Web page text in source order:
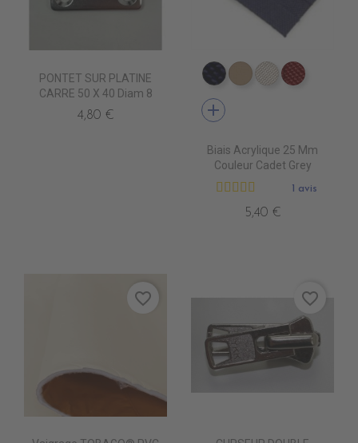
PONTET SUR PLATINE
CARRE 50 X 40 Diam 8
4,80 €
PB0460 CAPTAIN
PB0530 BEIGE
PB0520PB0490
add
Biais Acrylique 25 Mm
Couleur Cadet Grey
1 avis
5,40 €
favorite_border favorite_border